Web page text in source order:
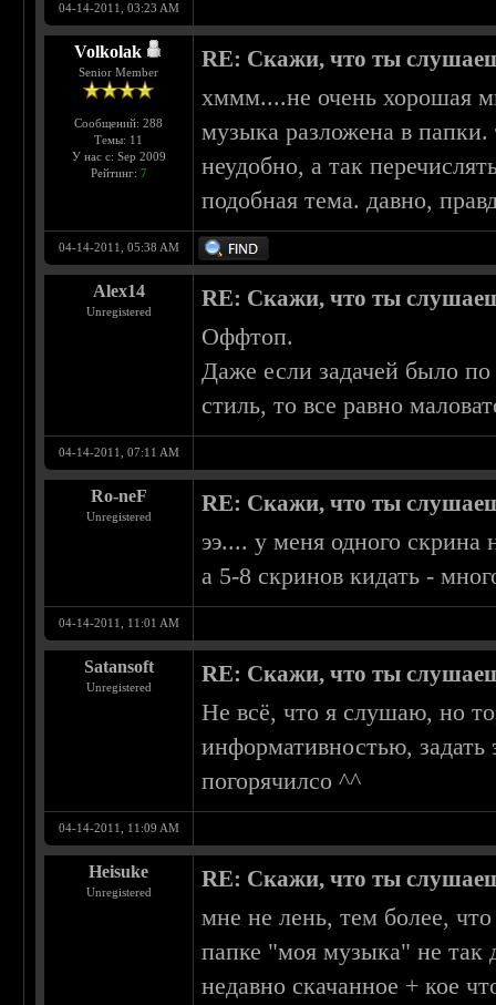
04-14-2011, 03:23 AM
Volkolak
Senior Member
Сообщений: 288
Темы: 11
У нас с: Sep 2009
Рейтинг: 7
RE: Скажи, что ты
хммм....не очень хорошая
музыка разложена в
неудобно, а так
подобная тема. давно,
04-14-2011, 05:38 AM
Alex14
Unregistered
RE: Скажи, что ты
Оффтоп.
Даже если задачей было
стиль, то все равно
04-14-2011, 07:11 AM
Ro-neF
Unregistered
RE: Скажи, что ты
ээ.... у меня одного скрина
а 5-8 скринов кидать -
04-14-2011, 11:01 AM
Satansoft
Unregistered
RE: Скажи, что ты
Не всё, что я слушаю, но
информативностью, задать
погорячилсо ^^
04-14-2011, 11:09 AM
Heisuke
Unregistered
RE: Скажи, что ты
мне не лень, тем более,
папке "моя музыка" не так
недавно скачанное + кое